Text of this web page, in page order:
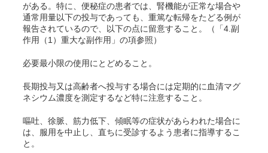
がある。 特に、便秘症の患者では、腎機能が正常な場合や
通常用量以下の投与であっても、重篤な転帰をたどる例が
報告されているので、以下の点に留意すること。
（「4.副
作用（1）重大な副作用」の項参照）
必要最小限の使用にとどめること。
長期投与又は高齢者へ投与する場合には定期的に血清マグ
ネシウム濃度を測定するなど特に注意すること。
嘔吐、徐脈、筋力低下、傾眠等の症状があらわれた場合に
は、服用を中止し、直ちに受診するよう患者に指導するこ
と。